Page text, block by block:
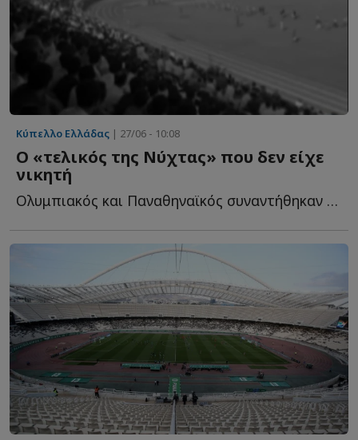
Κύπελλο Ελλάδας | 27/06 - 10:08
Ο «τελικός της Νύχτας» που δεν είχε
νικητή
Ολυμπιακός και Παναθηναϊκός συναντήθηκαν στο ουδέτερο γ...